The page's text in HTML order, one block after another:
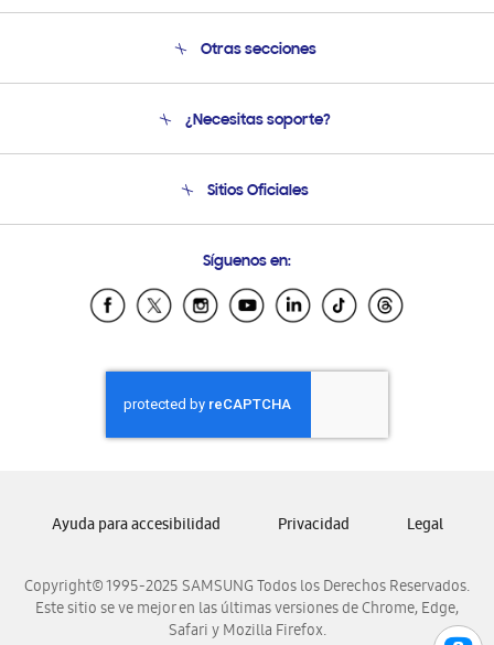
Otras secciones
Soporte
Seguimiento de tu pedido
¿Necesitas soporte?
Soporte vía eMail
Sitios Oficiales
Samsung Ecuador
Samsung El Salvador
Samsung Honduras
Samsung Nicaragua
Samsung Panamá
Samsung Venezuela
Síguenos en:
Copyright© 1995-2025 SAMSUNG Todos los Derechos Reservados.
Este sitio se ve mejor en las últimas versiones de Chrome, Edge,
Safari y Mozilla Firefox.
Ayuda para accesibilidad Privacidad Legal